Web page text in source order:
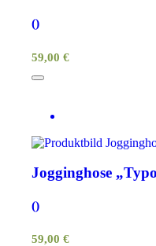
()
59,00 €
Jogginghose
()
59,00 €